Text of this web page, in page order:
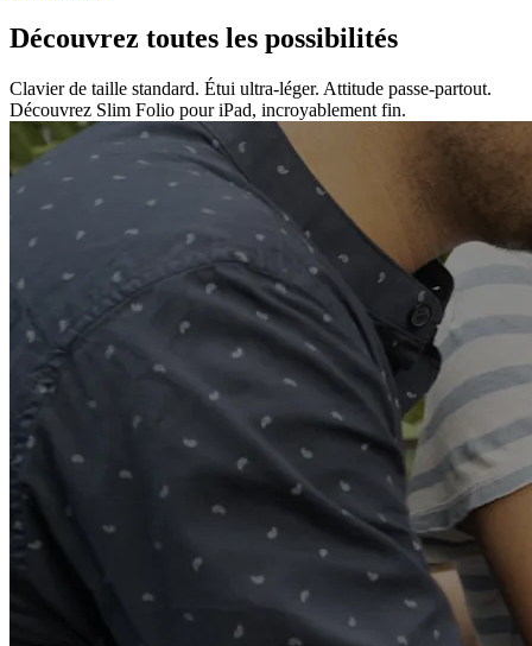
Découvrez toutes les possibilités
Clavier de taille standard. Étui ultra-léger. Attitude passe-partout.
Découvrez Slim Folio pour iPad, incroyablement fin.